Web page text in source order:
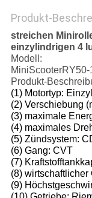
Produkt-
streichen
einzylindrigen 4
Modell:
MiniScooterRY50-
Produkt-
(1) Motortyp:
(2) Verschiebung
(3) maximale
(4) maximales
(5) Zündsystem:
(6) Gang: CVT
(7)
(8) wirtschaftlicher
(9)